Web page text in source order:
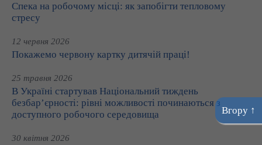
Спека на робочому місці: як запобігти тепловому
стресу
12 червня 2026
Покажемо червону картку дитячій праці!
25 травня 2026
В Україні стартував Національний тиждень
безбар’єрності: рівні можливості починаються з
доступного робочого середовища
30 квітня 2026
Вгору ↑